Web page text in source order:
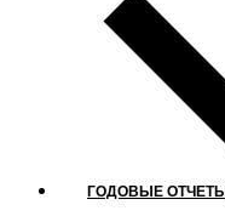
ГОДОВЫЕ ОТЧЕТЫ